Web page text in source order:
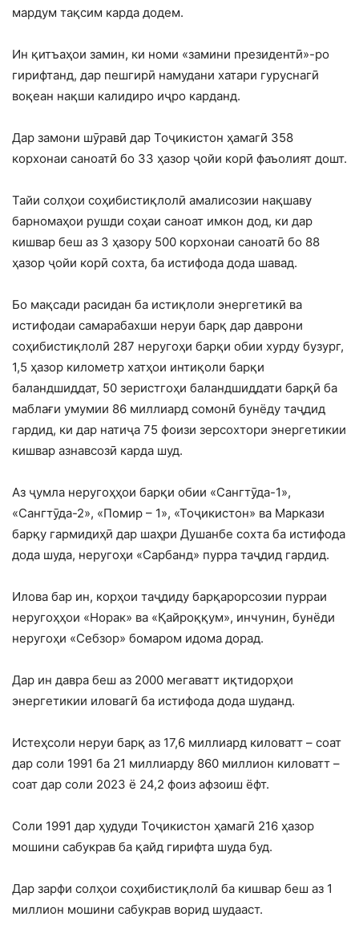
мардум тақсим карда додем.
Ин қитъаҳои замин, ки номи «замини президентӣ»-ро
гирифтанд, дар пешгирӣ намудани хатари гуруснагӣ
воқеан нақши калидиро иҷро карданд.
Дар замони шӯравӣ дар Тоҷикистон ҳамагӣ 358
корхонаи саноатӣ бо 33 ҳазор ҷойи корӣ фаъолият дошт.
Тайи солҳои соҳибистиқлолӣ амалисозии нақшаву
барномаҳои рушди соҳаи саноат имкон дод, ки дар
кишвар беш аз 3 ҳазору 500 корхонаи саноатӣ бо 88
ҳазор ҷойи корӣ сохта, ба истифода дода шавад.
Бо мақсади расидан ба истиқлоли энергетикӣ ва
истифодаи самарабахши неруи барқ дар даврони
соҳибистиқлолӣ 287 неругоҳи барқи обии хурду бузург,
1,5 ҳазор километр хатҳои интиқоли барқи
баландшиддат, 50 зеристгоҳи баландшиддати барқӣ ба
маблағи умумии 86 миллиард сомонӣ бунёду таҷдид
гардид, ки дар натиҷа 75 фоизи зерсохтори энергетикии
кишвар азнавсозӣ карда шуд.
Аз ҷумла неругоҳҳои барқи обии «Сангтӯда-1»,
«Сангтӯда-2», «Помир – 1», «Тоҷикистон» ва Маркази
барқу гармидиҳӣ дар шаҳри Душанбе сохта ба истифода
дода шуда, неругоҳи «Сарбанд» пурра таҷдид гардид.
Илова бар ин, корҳои таҷдиду барқарорсозии пурраи
неругоҳҳои «Норак» ва «Қайроққум», инчунин, бунёди
неругоҳи «Себзор» бомаром идома дорад.
Дар ин давра беш аз 2000 мегаватт иқтидорҳои
энергетикии иловагӣ ба истифода дода шуданд.
Истеҳсоли неруи барқ аз 17,6 миллиард киловатт – соат
дар соли 1991 ба 21 миллиарду 860 миллион киловатт –
соат дар соли 2023 ё 24,2 фоиз афзоиш ёфт.
Соли 1991 дар ҳудуди Тоҷикистон ҳамагӣ 216 ҳазор
мошини сабукрав ба қайд гирифта шуда буд.
Дар зарфи солҳои соҳибистиқлолӣ ба кишвар беш аз 1
миллион мошини сабукрав ворид шудааст.